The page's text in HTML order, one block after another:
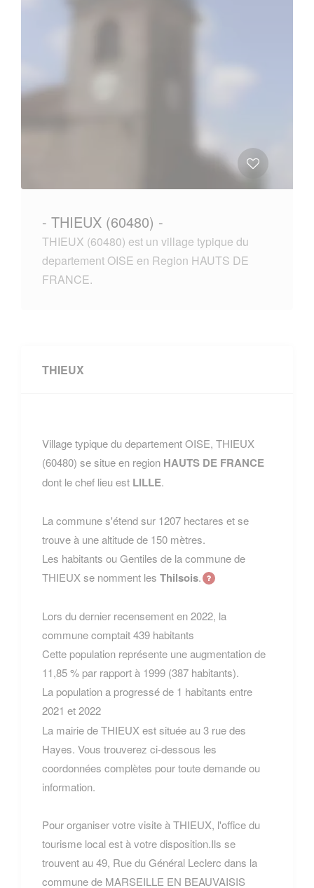
- THIEUX (60480) -
THIEUX (60480) est un village typique du
departement OISE en Region HAUTS DE
FRANCE.
THIEUX
Village typique du departement OISE, THIEUX
(60480) se situe en region HAUTS DE FRANCE
dont le chef lieu est LILLE.
La commune s'étend sur 1207 hectares et se
trouve à une altitude de 150 mètres.
Les habitants ou Gentiles de la commune de
THIEUX se nomment les Thilsois.
Lors du dernier recensement en 2022, la
commune comptait 439 habitants
Cette population représente une augmentation de
11,85 % par rapport à 1999 (387 habitants).
La population a progressé de 1 habitants entre
2021 et 2022
La mairie de THIEUX est située au 3 rue des
Hayes. Vous trouverez ci-dessous les
coordonnées complètes pour toute demande ou
information.
Pour organiser votre visite à THIEUX, l'office du
tourisme local est à votre disposition.Ils se
trouvent au 49, Rue du Général Leclerc dans la
commune de MARSEILLE EN BEAUVAISIS